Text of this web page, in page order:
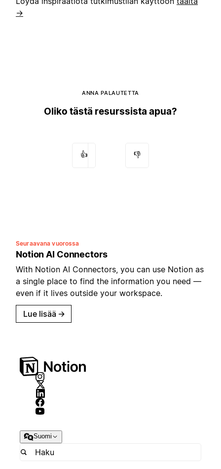
→
ANNA PALAUTETTA
Oliko tästä resurssista apua?
👍 👎
Seuraavana vuorossa
Notion AI Connectors
With Notion AI Connectors, you can use Notion as
a single place to find the information you need —
even if it lives outside your workspace.
Lue lisää →
Suomi